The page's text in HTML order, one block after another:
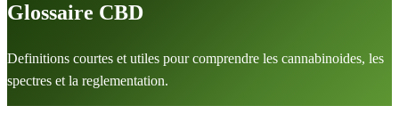
Glossaire CBD
Definitions courtes et utiles pour comprendre les cannabinoides, les
spectres et la reglementation.